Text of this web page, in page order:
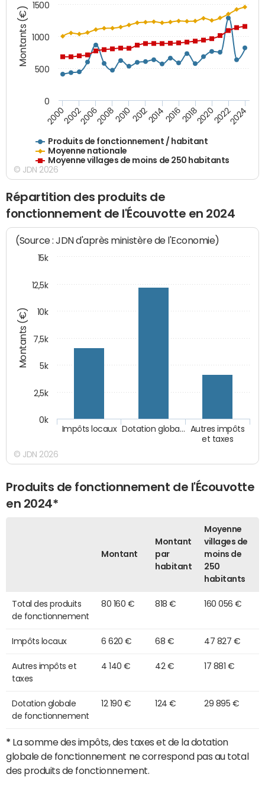
Montants (€)
Produits de fonctionnement / habitant
Moyenne nationale
Moyenne villages de moins de 250 habitants
200020022006200820102012201420162018202020222024
500
1000
1500
0
© JDN 2026
Répartition des produits de
fonctionnement de l'Écouvotte en 2024
Montants (€)
(Source : JDN d'après ministère de l'Economie)
Autres impôts
et taxes
Dotation globa…
Impôts locaux
0k
2,5k
5k
7,5k
10k
12,5k
15k
© JDN 2026
Produits de fonctionnement de l'Écouvotte
en 2024*
Montant
Montant
par
habitant
Moyenne
villages de
moins de
250
habitants
Total des produits
de fonctionnement
80 160 € 818 € 160 056 €
Impôts locaux 6 620 € 68 € 47 827 €
Autres impôts et
taxes
4 140 € 42 € 17 881 €
Dotation globale
de fonctionnement
12 190 € 124 € 29 895 €
* La somme des impôts, des taxes et de la dotation
globale de fonctionnement ne correspond pas au total
des produits de fonctionnement.